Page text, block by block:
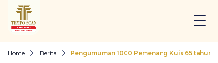
Home Berita Pengumuman 1000 Pemenang Kuis 65 tahun